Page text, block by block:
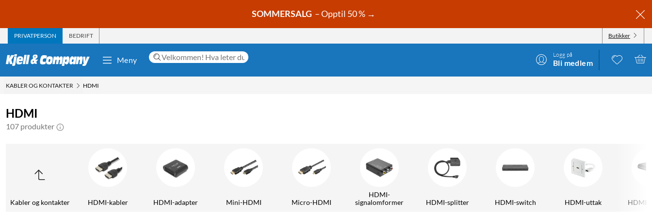
SOMMERSALG – Opptil 50 % →
PRIVATPERSON BEDRIFT Butikker
Meny
Logg på
Bli medlem
KABLER OG KONTAKTER HDMI
HDMI
107 produkter
Kabler og kontakter HDMI-kabler HDMI-adapter Mini-HDMI Micro-HDMI
HDMI-
signalomformer
HDMI-splitter HDMI-switch HDMI-uttak HDMI-